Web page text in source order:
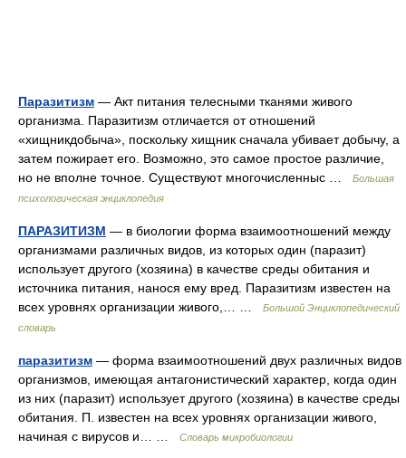
Паразитизм — Акт питания телесными тканями живого
организма. Паразитизм отличается от отношений
«хищникдобыча», поскольку хищник сначала убивает добычу, а
затем пожирает его. Возможно, это самое простое различие,
но не вполне точное. Существуют многочисленныс …
Большая
психологическая энциклопедия
ПАРАЗИТИЗМ — в биологии форма взаимоотношений между
организмами различных видов, из которых один (паразит)
использует другого (хозяина) в качестве среды обитания и
источника питания, нанося ему вред. Паразитизм известен на
всех уровнях организации живого,… …
Большой Энциклопедический
словарь
паразитизм — форма взаимоотношений двух различных видов
организмов, имеющая антагонистический характер, когда один
из них (паразит) использует другого (хозяина) в качестве среды
обитания. П. известен на всех уровнях организации живого,
начиная с вирусов и… …
Словарь микробиологии